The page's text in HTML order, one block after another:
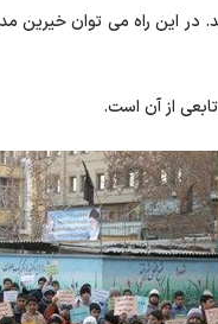
در این راه می توان
از آن است.